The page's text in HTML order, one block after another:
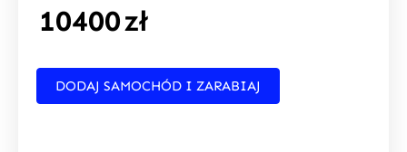
10400zł
DODAJ SAMOCHÓD I ZARABIAJ